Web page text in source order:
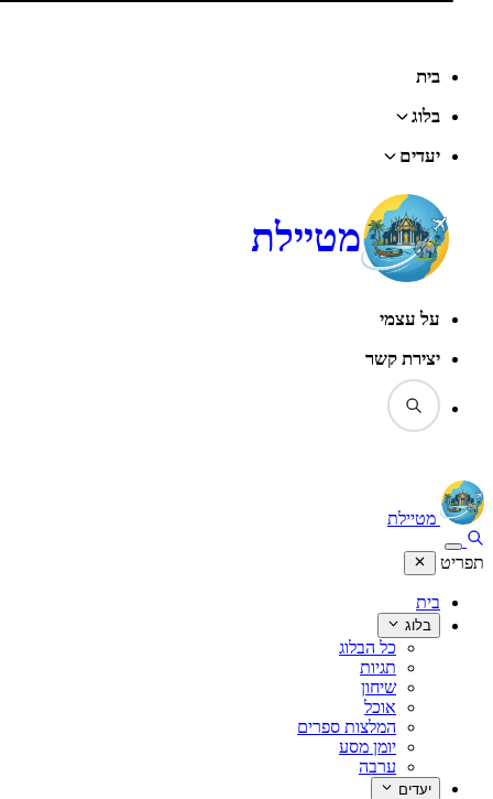
בית
בלוג
יעדים
מטיילת
על עצמי
יצירת קשר
מטיילת
תפריט
בית
בלוג
כל הבלוג
תגיות
שיחון
אוכל
המלצות ספרים
יומן מסע
ערבה
יעדים